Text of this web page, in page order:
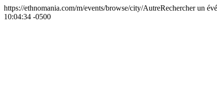
https://ethnomania.com/m/events/browse/city/AutreRechercher un
10:04:34 -0500